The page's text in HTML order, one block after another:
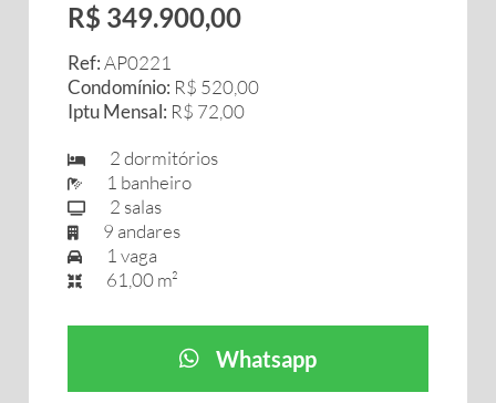
R$ 349.900,00
Ref:AP0221
Condomínio: R$ 520,00
Iptu Mensal: R$ 72,00
2 dormitórios
1 banheiro
2 salas
9 andares
1 vaga
61,00 m²
Whatsapp